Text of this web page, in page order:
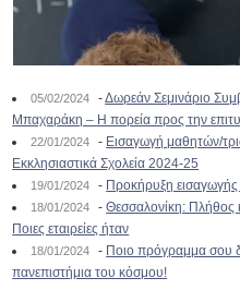
05/02/2024 -Δωρεάν Σεμινάριο
Μπαχαράκη – Η πορεία προς την
22/01/2024 - Εισαγωγή μαθητών/
Εκκλησιαστικά Σχολεία 2024-25
19/01/2024 - Προκήρυξη εισαγωγής
18/01/2024 -Θεσσαλονίκη:
Ποιες εταιρείες ήταν
18/01/2024 - Ποιο πρόγραμμα σου
πανεπιστήμια του κόσμου!